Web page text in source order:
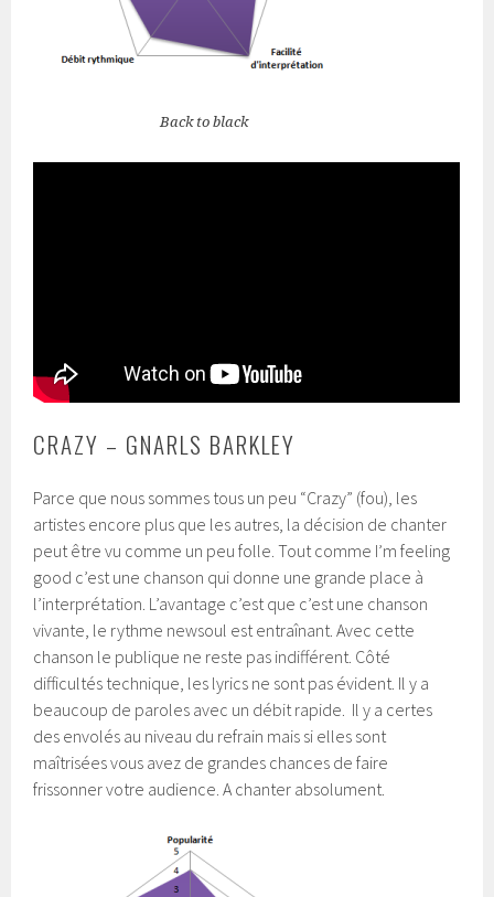
Back to black
CRAZY – GNARLS BARKLEY
Parce que nous sommes tous un peu “Crazy” (fou), les
artistes encore plus que les autres, la décision de chanter
peut être vu comme un peu folle. Tout comme I’m feeling
good c’est une chanson qui donne une grande place à
l’interprétation. L’avantage c’est que c’est une chanson
vivante, le rythme newsoul est entraînant. Avec cette
chanson le publique ne reste pas indifférent. Côté
difficultés technique, les lyrics ne sont pas évident. Il y a
beaucoup de paroles avec un débit rapide. Il y a certes
des envolés au niveau du refrain mais si elles sont
maîtrisées vous avez de grandes chances de faire
frissonner votre audience. A chanter absolument.